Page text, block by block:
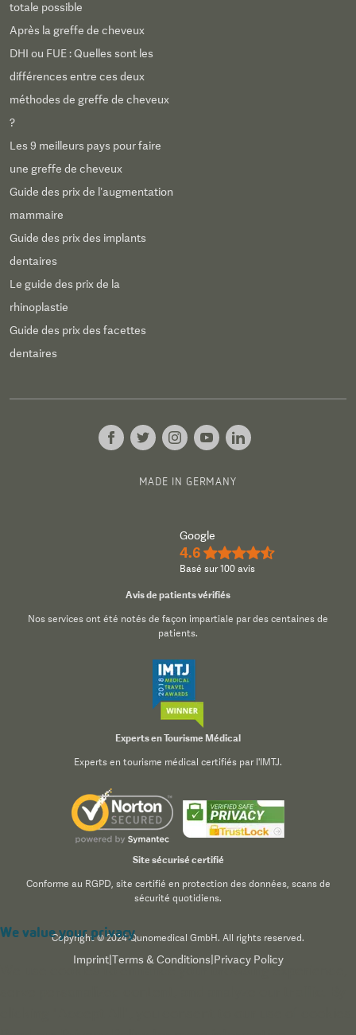
totale possible
Après la greffe de cheveux
DHI ou FUE : Quelles sont les
différences entre ces deux
méthodes de greffe de cheveux
?
Les 9 meilleurs pays pour faire
une greffe de cheveux
Guide des prix de l’augmentation
mammaire
Guide des prix des implants
dentaires
Le guide des prix de la
rhinoplastie
Guide des prix des facettes
dentaires
MADE IN GERMANY
Google
4.6 ★★★★½
Basé sur 100 avis
Avis de patients vérifiés
Nos services ont été notés de façon impartiale par des centaines de
patients.
Experts en Tourisme Médical
Experts en tourisme médical certifiés par l'IMTJ.
Site sécurisé certifié
Conforme au RGPD, site certifié en protection des données, scans de
sécurité quotidiens.
Copyright © 2024 Qunomedical GmbH. All rights reserved.
Imprint| Terms & Conditions Privacy Policy
We value your privacy
We use cookies to enhance your browsing experience,